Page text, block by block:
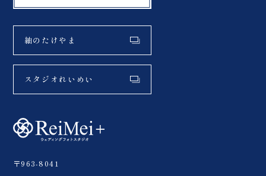
〒963-8041
紬のたけやま
スタジオれいめい